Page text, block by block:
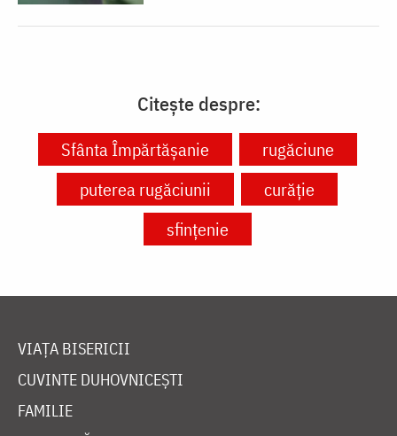
Citește despre:
Sfânta Împărtășanie
rugăciune
puterea rugăciunii
curăție
sfințenie
VIAȚA BISERICII
CUVINTE DUHOVNICEȘTI
FAMILIE